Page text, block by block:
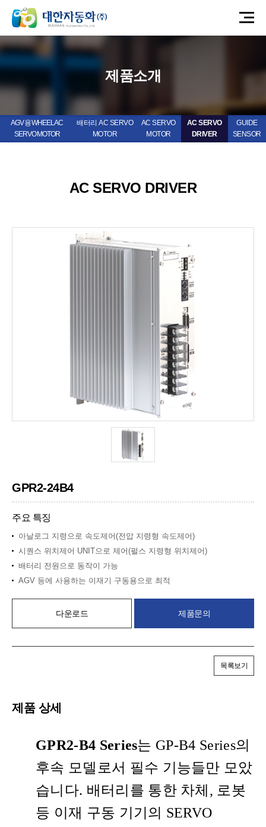
제품소개
AGV 용 WHEEL AC
SERVO MOTOR
배터리 AC SERVO
MOTOR
AC SERVO
MOTOR
AC SERVO
DRIVER
GUIDE
SENSOR
AC SERVO DRIVER
GPR2-24B4
주요 특징
아날로그 지령으로 속도제어(전압 지령형 속도제어)
시퀀스 위치제어 UNIT으로 제어(펄스 지령형 위치제어)
배터리 전원으로 동작이 가능
AGV 등에 사용하는 이재기 구동용으로 최적
다운로드 제품문의
목록보기
제품 상세
GPR2-B4 Series는 GP-B4 Series의
후속 모델로서 필수 기능들만 모았
습니다. 배터리를 통한 차체, 로봇
등 이재 구동 기기의 SERVO